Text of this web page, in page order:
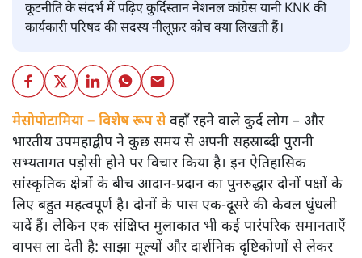
कूटनीति के संदर्भ में पढ़िए कुर्दिस्तान नेशनल कांग्रेस यानी KNK की
कार्यकारी परिषद की सदस्य नीलूफ़र कोच क्या लिखती हैं।
मेसोपोटामिया – विशेष रूप सेवहाँ रहने वाले कुर्द लोग – और
भारतीय उपमहाद्वीप ने कुछ समय से अपनी सहस्राब्दी पुरानी
सभ्यतागत पड़ोसी होने पर विचार किया है। इन ऐतिहासिक
सांस्कृतिक क्षेत्रों के बीच आदान-प्रदान का पुनरुद्धार दोनों पक्षों के
लिए बहुत महत्वपूर्ण है। दोनों के पास एक-दूसरे की केवल धुंधली
यादें हैं। लेकिन एक संक्षिप्त मुलाकात भी कई पारंपरिक समानताएँ
वापस ला देती है: साझा मूल्यों और दार्शनिक दृष्टिकोणों से लेकर